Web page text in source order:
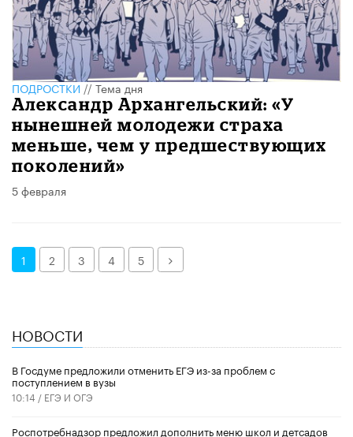
ПОДРОСТКИ//Тема дня
Александр Архангельский: «У
нынешней молодежи страха
меньше, чем у предшествующих
поколений»
5 февраля
1 2 3 4 5 Далее
НОВОСТИ
В Госдуме предложили отменить ЕГЭ из-за проблем с
поступлением в вузы
10:14 / ЕГЭ И ОГЭ
Роспотребнадзор предложил дополнить меню школ и детсадов